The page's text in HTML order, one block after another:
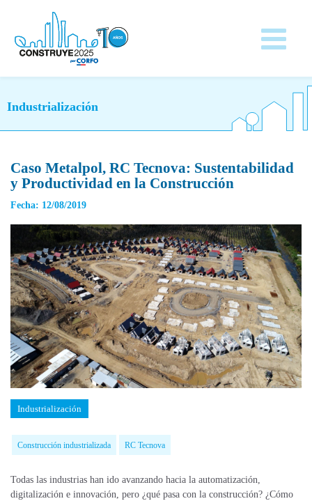
Industrialización
Caso Metalpol, RC Tecnova: Sustentabilidad
y Productividad en la Construcción
Fecha: 12/08/2019
Industrialización
Construcción industrializada RC Tecnova
Todas las industrias han ido avanzando hacia la automatización,
digitalización e innovación, pero ¿qué pasa con la construcción? ¿Cómo